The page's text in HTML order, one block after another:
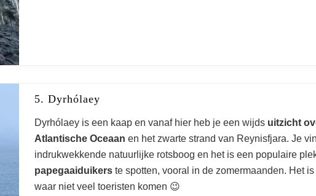
5. Dyrhólaey
Dyrhólaey is een kaap en vanaf hier heb je een wijds uitzicht
Atlantische Oceaan en het zwarte strand van Reynisfjara. Je
indrukwekkende natuurlijke rotsboog en het is een populaire
papegaaiduikers te spotten, vooral in de zomermaanden. Het
waar niet veel toeristen komen 😉